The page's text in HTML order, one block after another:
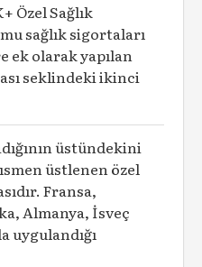
Özel Sağlık
sağlık sigortaları
ek olarak yapılan
seklindeki ikinci
üstündekini
üstlenen özel
Fransa,
Almanya, İsveç
uygulandığı